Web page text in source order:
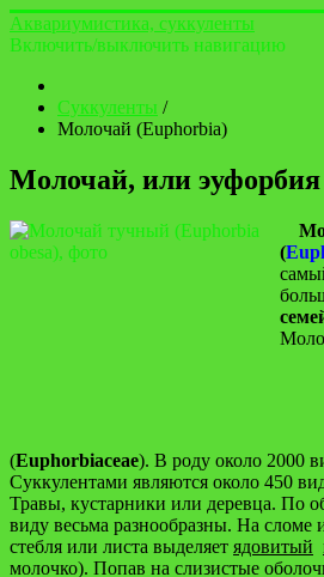
Аквариумистика, суккуленты
Включить/выключить навигацию
Суккуленты /
Молочай (Euphorbia)
Молочай, или
(
(Euphorbiaceae). В роду около 2000
Суккулентами являются около 450
Травы, кустарники или деревца. По
виду весьма разнообразны. На сломе
стебля или листа выделяет ядовитый
молочко). Попав на слизистые